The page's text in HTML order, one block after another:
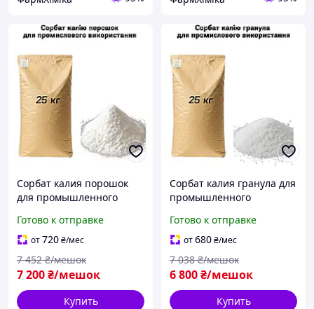
Сорбат калия порошок
для промышленного
(мешок)
Готово к отправке
от720₴/мес
7 200₴/мешок
7 452 ₴/мешок
Купить
Сорбат калия гранула для
промышленного
(мешок)
Готово к отправке
от680₴/мес
6 800₴/мешок
7 038 ₴/мешок
Купить